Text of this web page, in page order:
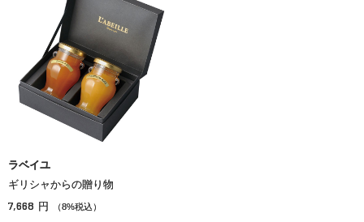
ラベイユ
ギリシャからの贈り物
7,668 円 （8%税込）